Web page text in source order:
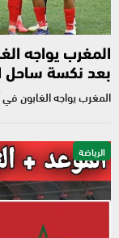
المغرب يواجه
بعد نكسة ساحل
المغرب يواجه الغابون
الرياضة